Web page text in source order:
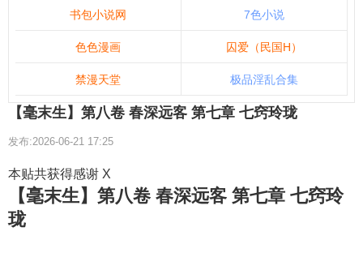
书包小说网 7色小说
色色漫画 囚爱（民国H）
禁漫天堂 极品淫乱合集
【毫末生】第八卷 春深远客 第七章 七窍玲珑
发布:2026-06-21 17:25
本贴共获得感谢 X
【毫末生】第八卷 春深远客 第七章 七窍玲
珑